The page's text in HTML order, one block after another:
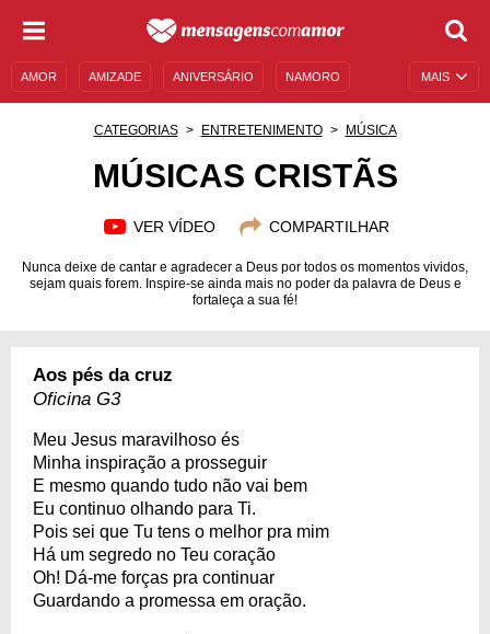
MAIS
AMOR AMIZADE ANIVERSÁRIO NAMORO
UNIVERSO FEMININO
CATEGORIAS ENTRETENIMENTO MÚSICA
MÚSICAS CRISTÃS
VER VÍDEO COMPARTILHAR
Nunca deixe de cantar e agradecer a Deus por todos os momentos vividos,
sejam quais forem. Inspire-se ainda mais no poder da palavra de Deus e
fortaleça a sua fé!
Aos pés da cruz
Oficina G3
Meu Jesus maravilhoso és
Minha inspiração a prosseguir
E mesmo quando tudo não vai bem
Eu continuo olhando para Ti.
Pois sei que Tu tens o melhor pra mim
Há um segredo no Teu coração
Oh! Dá-me forças pra continuar
Guardando a promessa em oração.